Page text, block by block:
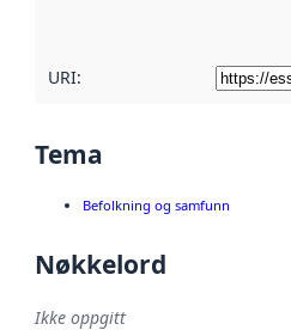
URI:
Tema
Befolkning og samfunn
Nøkkelord
Ikke oppgitt